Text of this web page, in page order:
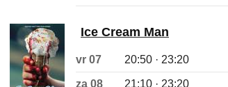
Ice Cream Man
vr 07 20:50 · 23:20
za 08 21:10 · 23:20